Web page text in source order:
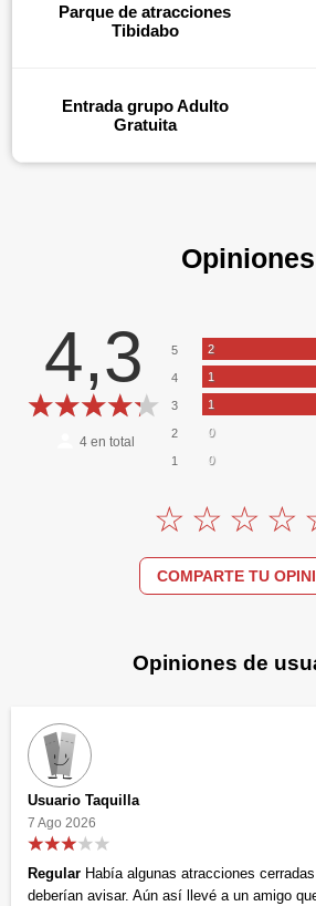
Parque de atracciones
Tibidabo
Entrada grupo Adulto
Gratuita
Opiniones
4,3
4en total
5 2
4 1
3 1
2 0
1 0
COMPARTE TU
Opiniones de
Usuario Taquilla
7 Ago 2026
Regular Había algunas atracciones
deberían avisar. Aún así llevé a un amigo